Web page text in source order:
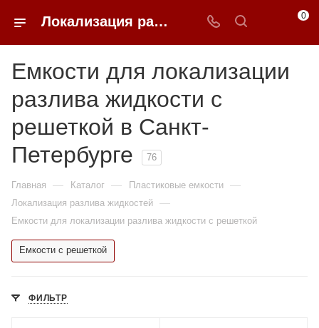
Локализация разлива жидкостей с решеткой недорого в Санкт-Петербурге | 0FFER 0
Емкости для локализации
разлива жидкости с
решеткой в Санкт-
Петербурге
76
Главная — Каталог — Пластиковые емкости —
Локализация разлива жидкостей —
Емкости для локализации разлива жидкости с решеткой
Емкости с решеткой
ФИЛЬТР